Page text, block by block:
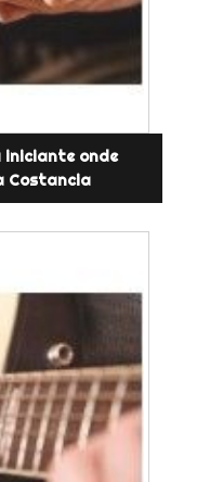
iniciante onde
Costancia